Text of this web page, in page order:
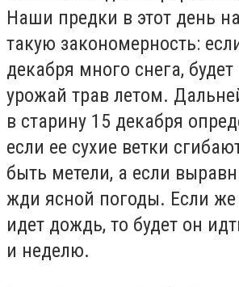
Наши предки в этот день
такую закономерность:
декабря много снега,
урожай трав летом.
в старину 15 декабря
если ее сухие ветки
быть метели, а если
жди ясной погоды. Если же
идет дождь, то будет он
и неделю.